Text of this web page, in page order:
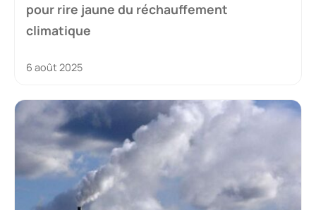
pour rire jaune du réchauffement
climatique
6 août 2025